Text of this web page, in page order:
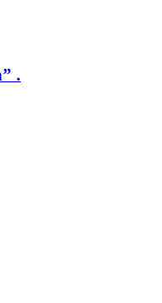
.